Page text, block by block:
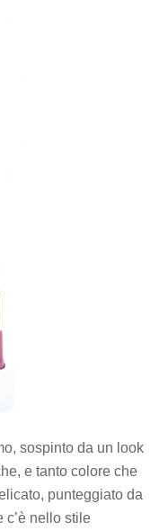
sospinto da un look
e tanto colore che
punteggiato da
c’è nello stile